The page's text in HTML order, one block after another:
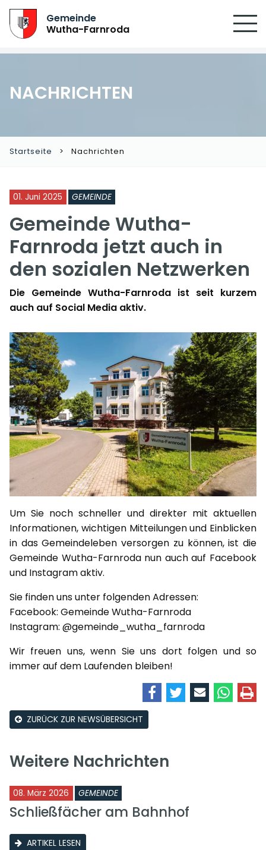
Gemeinde
Wutha-Farnroda
NACHRICHTEN
Startseite Nachrichten
01. Juni 2025 GEMEINDE
Gemeinde Wutha-
Farnroda jetzt auch in
den sozialen Netzwerken
Die Gemeinde Wutha-Farnroda ist seit kurzem
auch auf Social Media aktiv.
Um Sie noch schneller und direkter mit aktuellen
Informationen, wichtigen Mitteilungen und Einblicken
in das Gemeindeleben versorgen zu können, ist die
Gemeinde Wutha-Farnroda nun auch auf Facebook
und Instagram aktiv.
Sie finden uns unter folgenden Adressen:
Facebook: Gemeinde Wutha-Farnroda
Instagram: @gemeinde_wutha_farnroda
Wir freuen uns, wenn Sie uns dort folgen und so
immer auf dem Laufenden bleiben!
ZURÜCK ZUR NEWSÜBERSICHT
Weitere Nachrichten
08. März 2026 GEMEINDE
Schließfächer am Bahnhof
ARTIKEL LESEN